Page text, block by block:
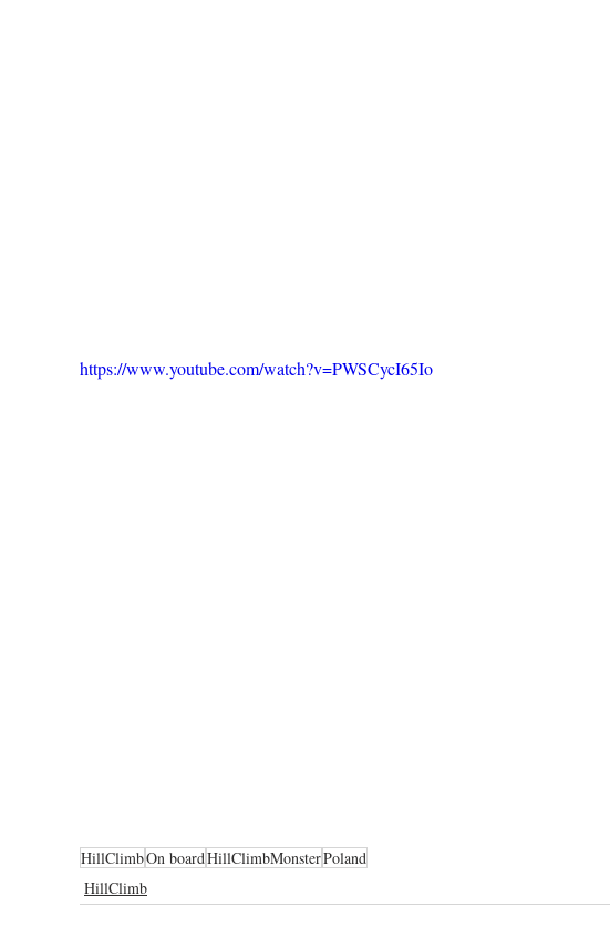
https://www.youtube.com/watch?v=PWSCycI65Io
HillClimbOn boardHillClimbMonsterPoland
HillClimb